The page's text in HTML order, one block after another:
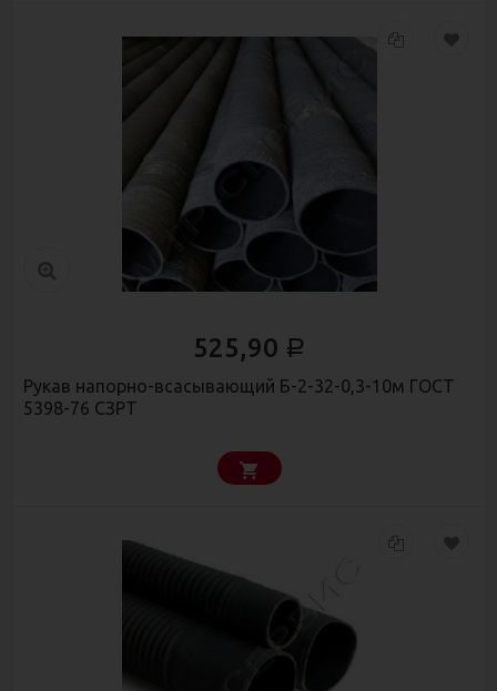
525,90 Р
Рукав напорно-всасывающий Б-2-32-0,3-10м ГОСТ
5398-76 СЗРТ